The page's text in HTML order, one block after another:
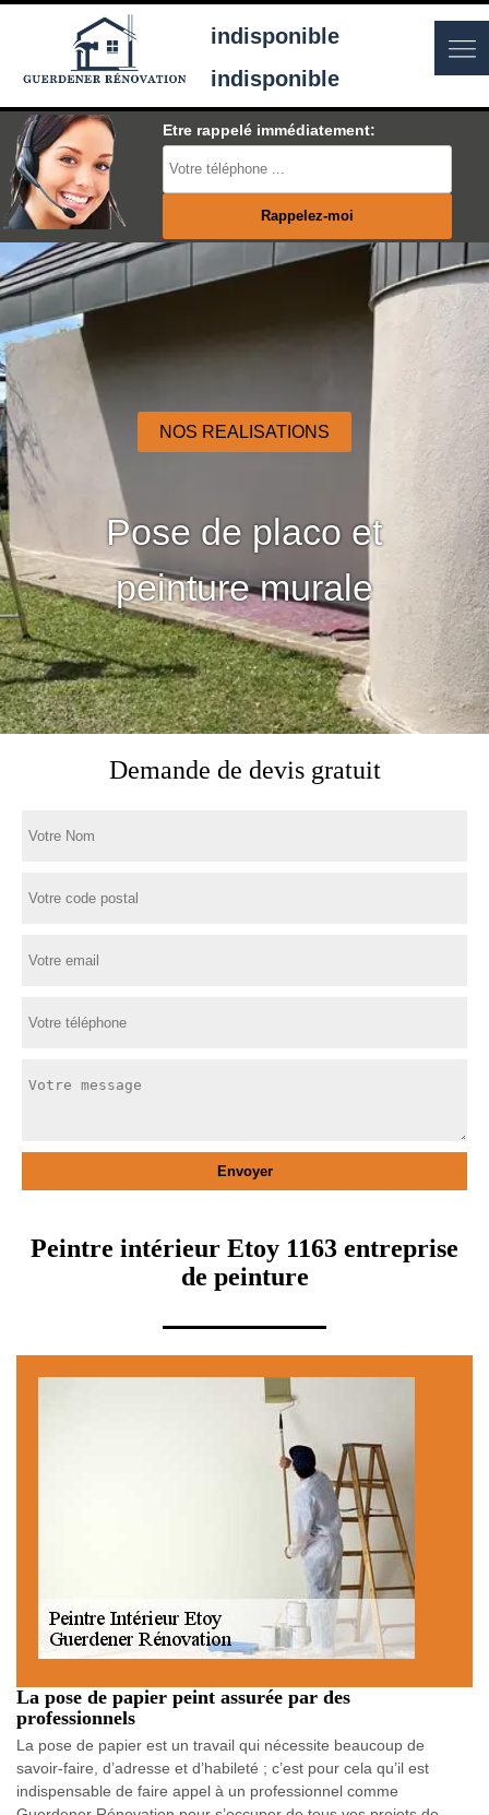
indisponible
indisponible
Etre rappelé immédiatement:
NOS REALISATIONS
Pose de placo et
peinture murale
Demande de devis gratuit
Peintre intérieur Etoy 1163 entreprise
de peinture
La pose de papier peint assurée par des
professionnels
La pose de papier est un travail qui nécessite beaucoup de
savoir-faire, d’adresse et d’habileté ; c’est pour cela qu’il est
indispensable de faire appel à un professionnel comme